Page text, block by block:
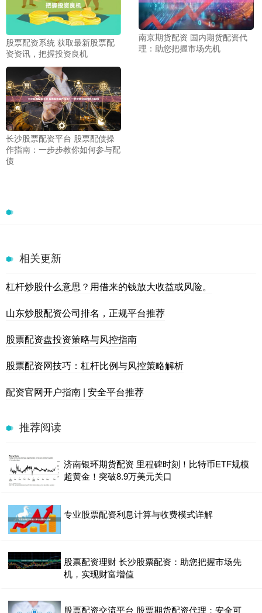
股票配资系统 获取最新股票配
资资讯，把握投资良机
南京期货配资 国内期货配资代
理：助您把握市场先机
长沙股票配资平台 股票配债操
作指南：一步步教你如何参与配
债
相关更新
杠杆炒股什么意思？用借来的钱放大收益或风险。
山东炒股配资公司排名，正规平台推荐
股票配资盘投资策略与风控指南
股票配资网技巧：杠杆比例与风控策略解析
配资官网开户指南 | 安全平台推荐
推荐阅读
济南银环期货配资 里程碑时刻！比特币ETF规模
超黄金！突破8.9万美元关口
专业股票配资利息计算与收费模式详解
股票配资理财 长沙股票配资：助您把握市场先
机，实现财富增值
股票配资交流平台 股票期货配资代理：安全可